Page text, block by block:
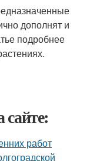
дополнят и
подробнее
сайте:
работ